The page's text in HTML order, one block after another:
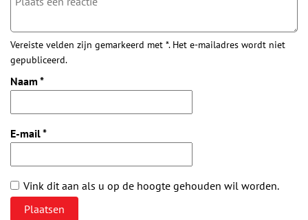
Vereiste velden zijn gemarkeerd met *. Het e-mailadres wordt niet
gepubliceerd.
Naam *
E-mail*
Vink dit aan als u op de hoogte gehouden wil worden.